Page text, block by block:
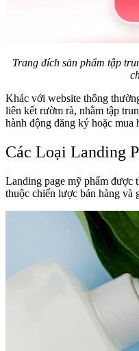
Trang đích sản phẩm tập
Khác với website thông
liên kết rườm rà, nhằm tập
hành động đăng ký hoặc mua
Các Loại Landing
Landing page mỹ phẩm được
thuộc chiến lược bán hàng và